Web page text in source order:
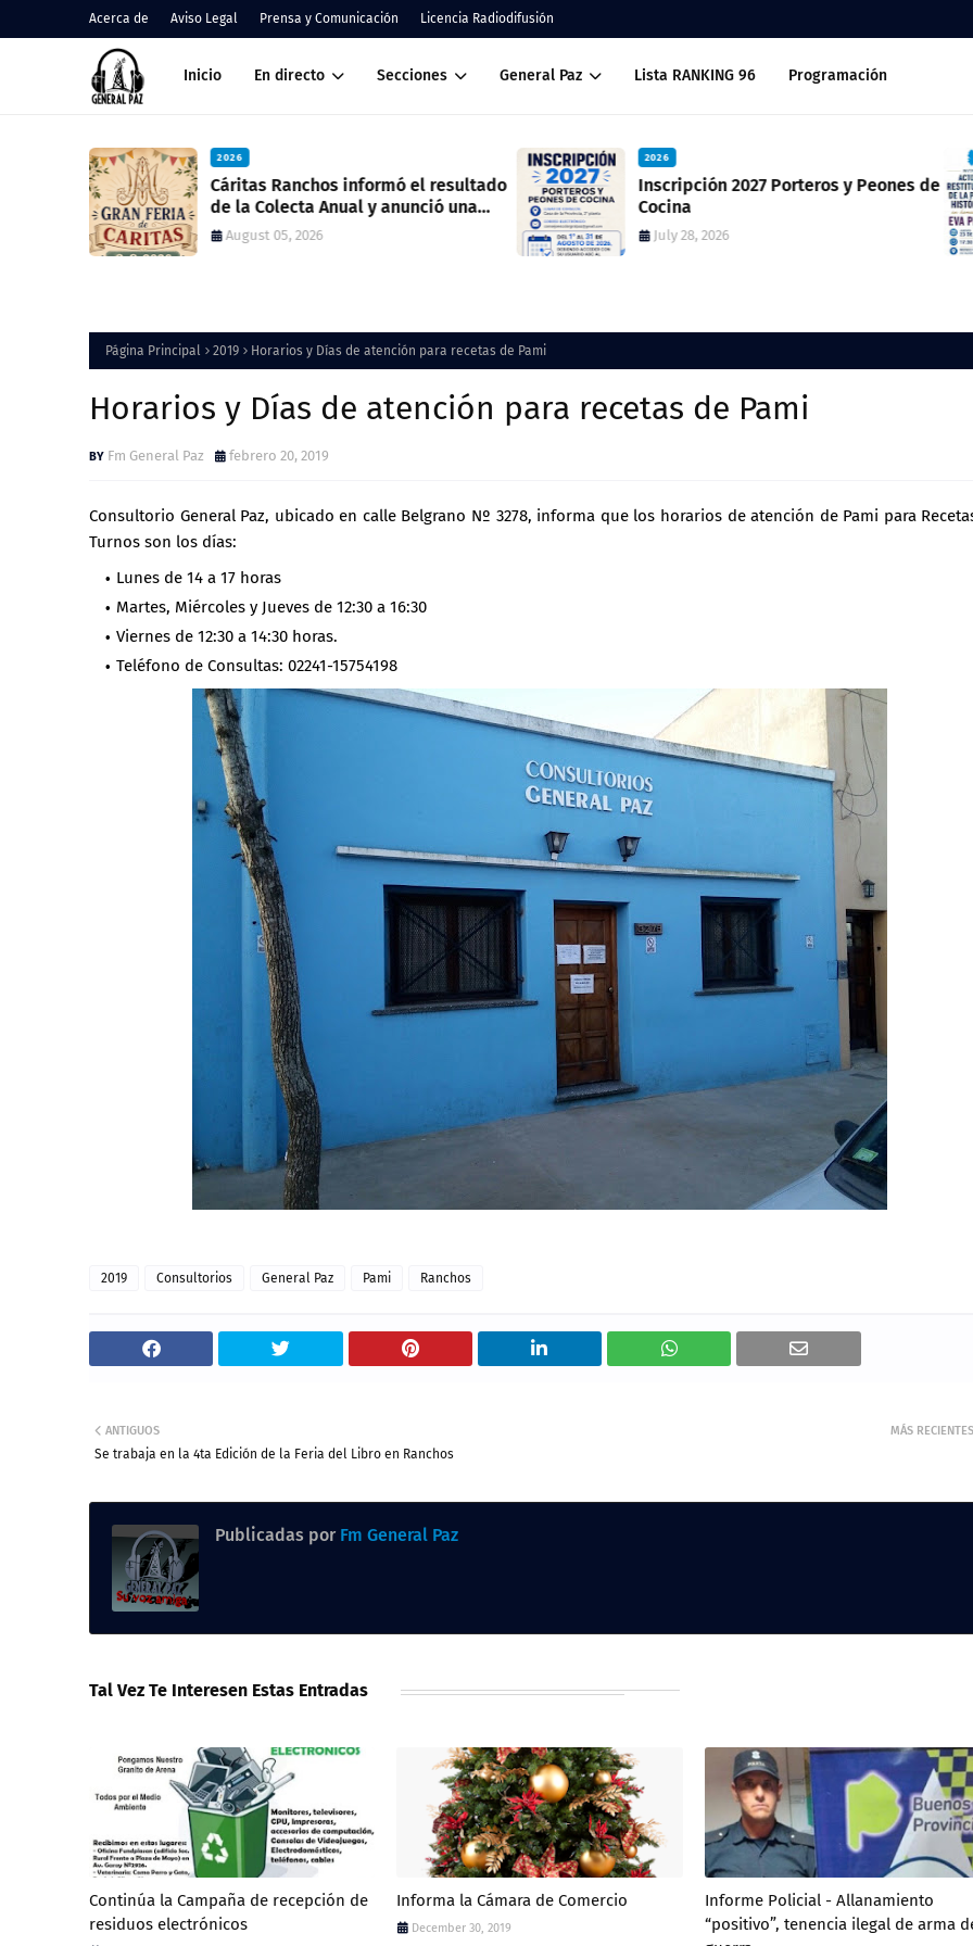
Acerca de Aviso Legal Prensa y Comunicación Licencia Radiodifusión
Inicio En directo Secciones General Paz Lista RANKING 96 Programación
2026
Cáritas Ranchos informó el resultado
de la Colecta Anual y anunció una
nueva feria solidaria
August 05, 2026
2026
Inscripción 2027 Porteros y Peones de
Cocina
July 28, 2026
Página Principal 2019 Horarios y Días de atención para recetas de Pami
Horarios y Días de atención para recetas de Pami
Fm General Paz febrero 20, 2019
Consultorio General Paz, ubicado en calle Belgrano Nº 3278, informa que los horarios de atención de Pami para
Turnos son los días:
Lunes de 14 a 17 horas
Martes, Miércoles y Jueves de 12:30 a 16:30
Viernes de 12:30 a 14:30 horas.
Teléfono de Consultas: 02241-15754198
2019 Consultorios General Paz Pami Ranchos
MÁS RECIENTES
ANTIGUOS
Se trabaja en la 4ta Edición de la Feria del Libro en Ranchos
Publicadas por Fm General Paz
Tal Vez Te Interesen Estas Entradas
Continúa la Campaña de recepción de
residuos electrónicos
Informa la Cámara de Comercio
December 30, 2019
Informe Policial - Allanamiento
“positivo”, tenencia ilegal de arma